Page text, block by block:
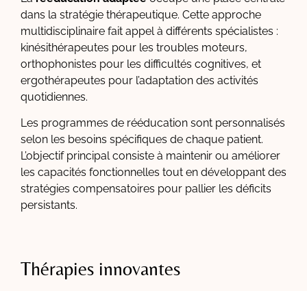
dans la stratégie thérapeutique. Cette approche
multidisciplinaire fait appel à différents spécialistes :
kinésithérapeutes pour les troubles moteurs,
orthophonistes pour les difficultés cognitives, et
ergothérapeutes pour l’adaptation des activités
quotidiennes.
Les programmes de rééducation sont personnalisés
selon les besoins spécifiques de chaque patient.
L’objectif principal consiste à maintenir ou améliorer
les capacités fonctionnelles tout en développant des
stratégies compensatoires pour pallier les déficits
persistants.
Thérapies innovantes